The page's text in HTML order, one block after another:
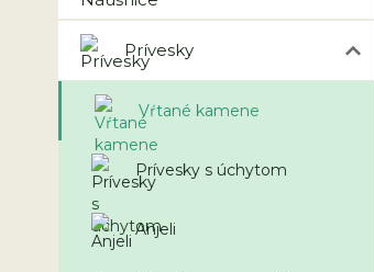
Prívesky
Vŕtané kamene
Prívesky s úchytom
Anjeli